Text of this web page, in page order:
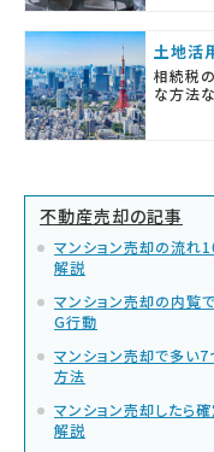
土地活
相続税
な方法
不動産売却の記事
マンション売却の流れ
解説
マンション売却の内覧
G行動
マンション売却で多い
方法
マンション売却したら
解説